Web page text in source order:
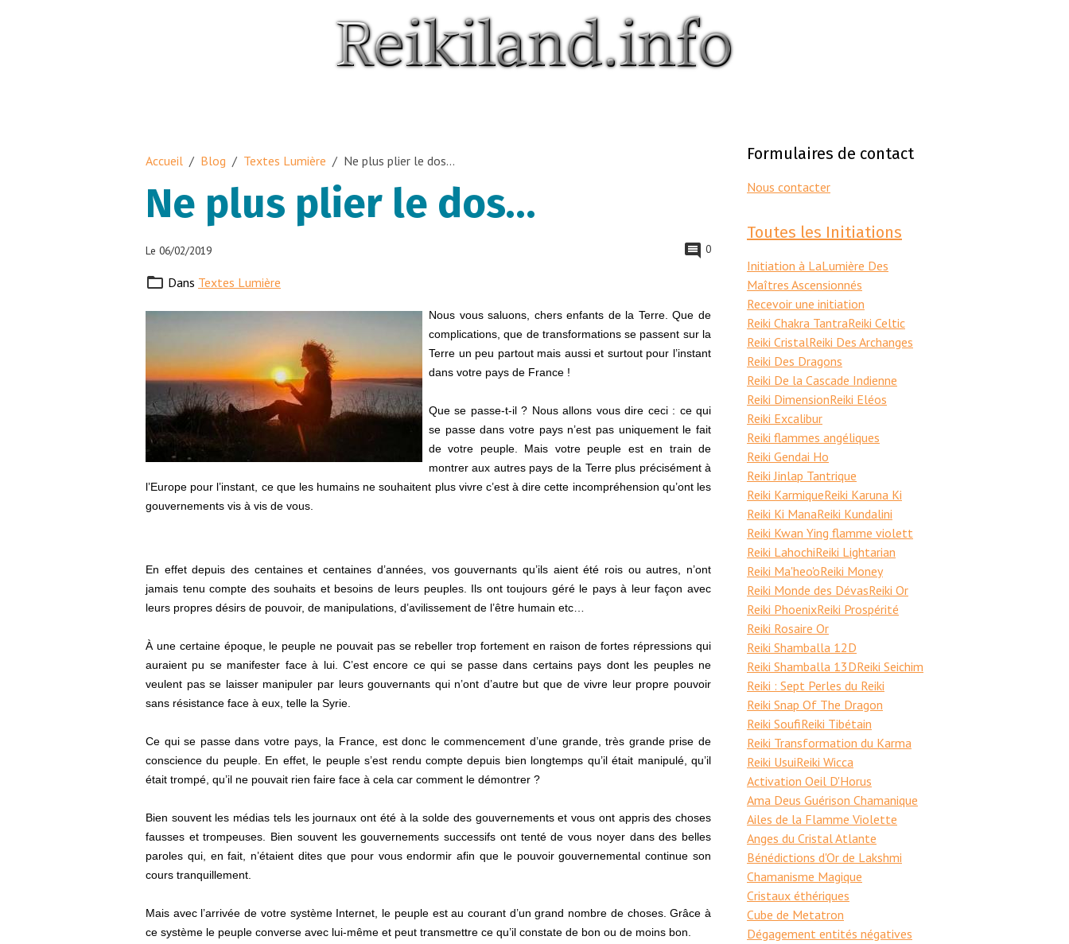
Accueil Blog Textes Lumière Ne plus plier le dos…
Ne plus plier le dos…
Le 06/02/2019 0
Dans Textes Lumière
Nous vous saluons, chers enfants de la Terre. Que de
complications, que de transformations se passent sur la
Terre un peu partout mais aussi et surtout pour l’instant
dans votre pays de France !
Que se passe-t-il ? Nous allons vous dire ceci : ce qui
se passe dans votre pays n’est pas uniquement le fait
de votre peuple. Mais votre peuple est en train de
montrer aux autres pays de la Terre plus précisément à
l’Europe pour l’instant, ce que les humains ne souhaitent plus vivre c’est à dire cette incompréhension qu’ont les
gouvernements vis à vis de vous.
En effet depuis des centaines et centaines d’années, vos gouvernants qu’ils aient été rois ou autres, n’ont
jamais tenu compte des souhaits et besoins de leurs peuples. Ils ont toujours géré le pays à leur façon avec
leurs propres désirs de pouvoir, de manipulations, d’avilissement de l’être humain etc…
À une certaine époque, le peuple ne pouvait pas se rebeller trop fortement en raison de fortes répressions qui
auraient pu se manifester face à lui. C’est encore ce qui se passe dans certains pays dont les peuples ne
veulent pas se laisser manipuler par leurs gouvernants qui n’ont d’autre but que de vivre leur propre pouvoir
sans résistance face à eux, telle la Syrie.
Ce qui se passe dans votre pays, la France, est donc le commencement d’une grande, très grande prise de
conscience du peuple. En effet, le peuple s’est rendu compte depuis bien longtemps qu’il était manipulé, qu’il
était trompé, qu’il ne pouvait rien faire face à cela car comment le démontrer ?
Bien souvent les médias tels les journaux ont été à la solde des gouvernements et vous ont appris des choses
fausses et trompeuses. Bien souvent les gouvernements successifs ont tenté de vous noyer dans des belles
paroles qui, en fait, n’étaient dites que pour vous endormir afin que le pouvoir gouvernemental continue son
cours tranquillement.
Mais avec l’arrivée de votre système Internet, le peuple est au courant d’un grand nombre de choses. Grâce à
ce système le peuple converse avec lui-même et peut transmettre ce qu’il constate de bon ou de moins bon.
Formulaires de contact
Nous contacter
Toutes les Initiations
Initiation à LaLumière Des
Maîtres Ascensionnés
Recevoir une initiation
Reiki Chakra TantraReiki Celtic
Reiki CristalReiki Des Archanges
Reiki Des Dragons
Reiki De la Cascade Indienne
Reiki DimensionReiki Eléos
Reiki Excalibur
Reiki flammes angéliques
Reiki Gendai Ho
Reiki Jinlap Tantrique
Reiki KarmiqueReiki Karuna Ki
Reiki Ki ManaReiki Kundalini
Reiki Kwan Ying flamme violett
Reiki LahochiReiki Lightarian
Reiki Ma'heo'oReiki Money
Reiki Monde des DévasReiki Or
Reiki PhoenixReiki Prospérité
Reiki Rosaire Or
Reiki Shamballa 12D
Reiki Shamballa 13DReiki Seichim
Reiki : Sept Perles du Reiki
Reiki Snap Of The Dragon
Reiki SoufiReiki Tibétain
Reiki Transformation du Karma
Reiki UsuiReiki Wicca
Activation Oeil D'Horus
Ama Deus Guérison Chamanique
Ailes de la Flamme Violette
Anges du Cristal Atlante
Bénédictions d'Or de Lakshmi
Chamanisme Magique
Cristaux éthériques
Cube de Metatron
Dégagement entités négatives